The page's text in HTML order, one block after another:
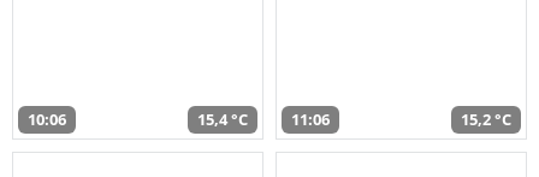
10:06 15,4 °C 11:06 15,2 °C